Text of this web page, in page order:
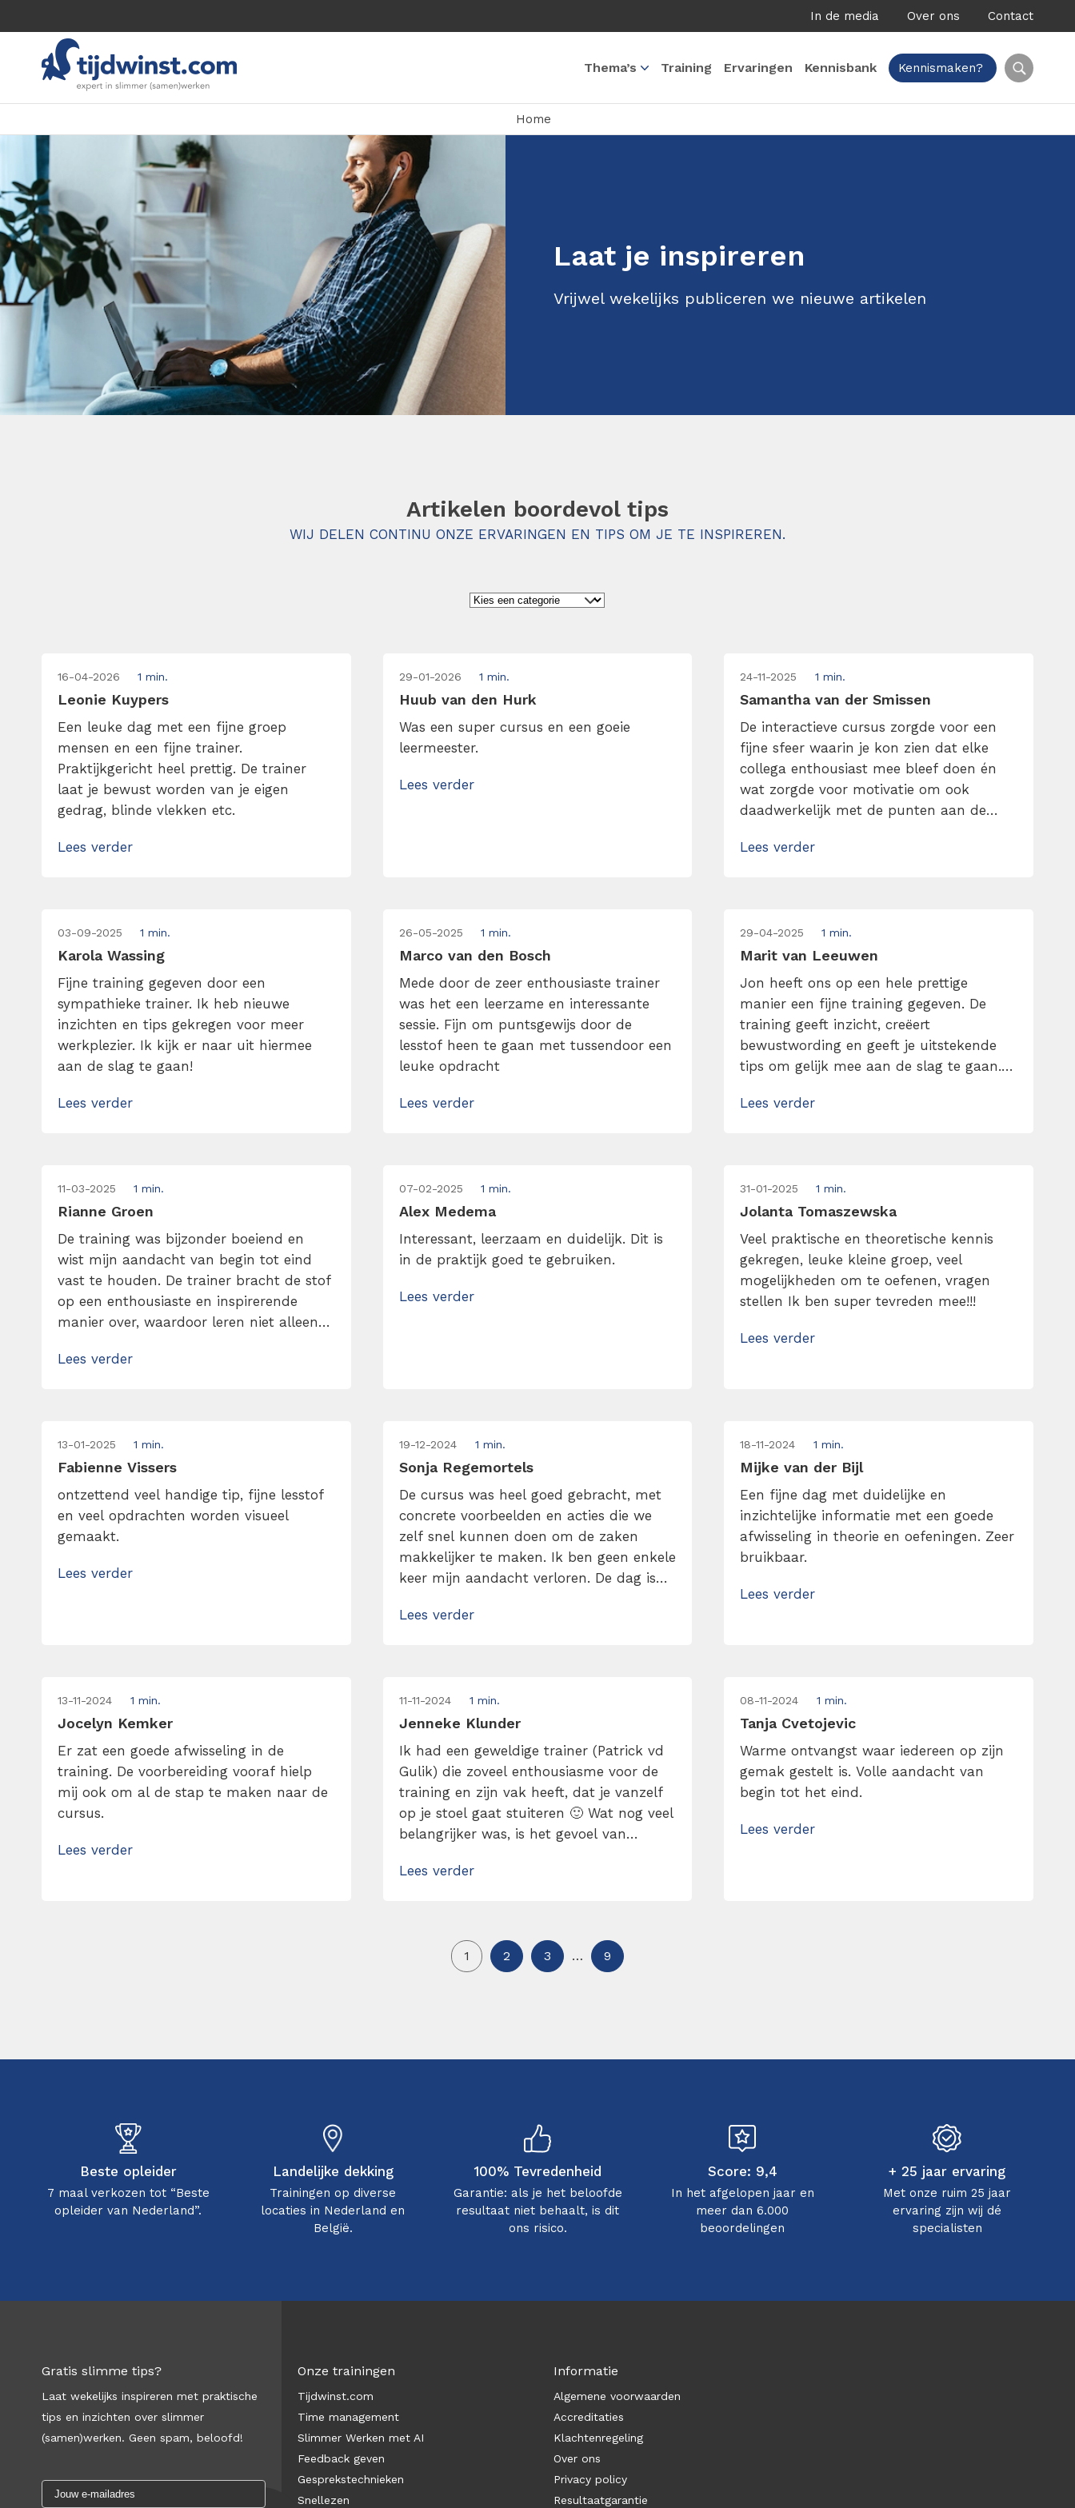
In de media Over ons Contact
Thema’s Training Ervaringen Kennisbank Kennismaken?
Home
Laat je inspireren
Vrijwel wekelijks publiceren we nieuwe artikelen
Artikelen boordevol tips
WIJ DELEN CONTINU ONZE ERVARINGEN EN TIPS OM JE TE INSPIREREN.
16-04-2026 1 min.
Leonie Kuypers
Een leuke dag met een fijne groep
mensen en een fijne trainer.
Praktijkgericht heel prettig. De trainer
laat je bewust worden van je eigen
gedrag, blinde vlekken etc.
Lees verder
29-01-2026 1 min.
Huub van den Hurk
Was een super cursus en een goeie
leermeester.
Lees verder
24-11-2025 1 min.
Samantha van der Smissen
De interactieve cursus zorgde voor een
fijne sfeer waarin je kon zien dat elke
collega enthousiast mee bleef doen én
wat zorgde voor motivatie om ook
daadwerkelijk met de punten aan de
Lees verder
03-09-2025 1 min.
Karola Wassing
Fijne training gegeven door een
sympathieke trainer. Ik heb nieuwe
inzichten en tips gekregen voor meer
werkplezier. Ik kijk er naar uit hiermee
aan de slag te gaan!
Lees verder
26-05-2025 1 min.
Marco van den Bosch
Mede door de zeer enthousiaste trainer
was het een leerzame en interessante
sessie. Fijn om puntsgewijs door de
lesstof heen te gaan met tussendoor een
leuke opdracht
Lees verder
29-04-2025 1 min.
Marit van Leeuwen
Jon heeft ons op een hele prettige
manier een fijne training gegeven. De
training geeft inzicht, creëert
bewustwording en geeft je uitstekende
tips om gelijk mee aan de slag te gaan.
naslagwerk en diverse filmpjes.
Lees verder
11-03-2025 1 min.
Rianne Groen
De training was bijzonder boeiend en
wist mijn aandacht van begin tot eind
vast te houden. De trainer bracht de stof
op een enthousiaste en inspirerende
manier over, waardoor leren niet alleen
deze training extra waardevol maakte,
Lees verder
07-02-2025 1 min.
Alex Medema
Interessant, leerzaam en duidelijk. Dit is
in de praktijk goed te gebruiken.
Lees verder
31-01-2025 1 min.
Jolanta Tomaszewska
Veel praktische en theoretische kennis
gekregen, leuke kleine groep, veel
mogelijkheden om te oefenen, vragen
stellen Ik ben super tevreden mee!!!
Lees verder
13-01-2025 1 min.
Fabienne Vissers
ontzettend veel handige tip, fijne lesstof
en veel opdrachten worden visueel
gemaakt.
Lees verder
19-12-2024 1 min.
Sonja Regemortels
De cursus was heel goed gebracht, met
concrete voorbeelden en acties die we
zelf snel kunnen doen om de zaken
makkelijker te maken. Ik ben geen enkele
keer mijn aandacht verloren. De dag is
om alle tips uit te proberen. Ik kan
Lees verder
18-11-2024 1 min.
Mijke van der Bijl
Een fijne dag met duidelijke en
inzichtelijke informatie met een goede
afwisseling in theorie en oefeningen. Zeer
bruikbaar.
Lees verder
13-11-2024 1 min.
Jocelyn Kemker
Er zat een goede afwisseling in de
training. De voorbereiding vooraf hielp
mij ook om al de stap te maken naar de
cursus.
Lees verder
11-11-2024 1 min.
Jenneke Klunder
Ik had een geweldige trainer (Patrick vd
Gulik) die zoveel enthousiasme voor de
training en zijn vak heeft, dat je vanzelf
op je stoel gaat stuiteren 🙂 Wat nog veel
belangrijker was, is het gevoel van
opgebouwd werd. Hierdoor konden mijn
Lees verder
08-11-2024 1 min.
Tanja Cvetojevic
Warme ontvangst waar iedereen op zijn
gemak gestelt is. Volle aandacht van
begin tot het eind.
Lees verder
1 2 3 … 9
Beste opleider
7 maal verkozen tot “Beste
opleider van Nederland”.
Landelijke dekking
Trainingen op diverse
locaties in Nederland en
België.
100% Tevredenheid
Garantie: als je het beloofde
resultaat niet behaalt, is dit
ons risico.
Score: 9,4
In het afgelopen jaar en
meer dan 6.000
beoordelingen
+ 25 jaar ervaring
Met onze ruim 25 jaar
ervaring zijn wij dé
specialisten
Gratis slimme tips?
Laat wekelijks inspireren met praktische
tips en inzichten over slimmer
(samen)werken. Geen spam, beloofd!
Onze trainingen
Tijdwinst.com
Time management
Slimmer Werken met AI
Feedback geven
Gesprekstechnieken
Snellezen
Informatie
Algemene voorwaarden
Accreditaties
Klachtenregeling
Over ons
Privacy policy
Resultaatgarantie